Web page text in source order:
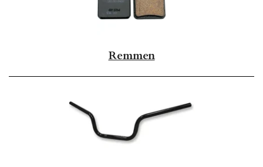
Remmen